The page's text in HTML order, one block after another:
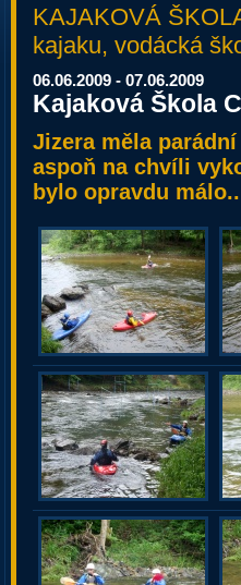
KAJAKOVÁ
kajaku, vodácká
06.06.2009 - 07.06.2009
Kajaková Škola
Jizera měla
aspoň na chvíli
bylo opravdu málo..